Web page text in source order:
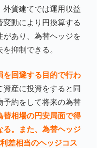
外貨建てでは運用収益
動により円換算する
があり、為替ヘッジを
抑制できる。
を回避する目的で行わ
産に投資をすると同
予約をして将来の為替
替相場の円安局面で得
る。また、為替ヘッジ
差相当のヘッジコス